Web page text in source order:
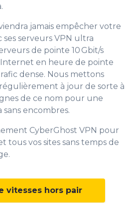
jamais empêcher votre
ses serveurs VPN ultra
de pointe 10 Gbit/s
Internet en heure de pointe
dense. Nous mettons
à jour de sorte à
de ce nom pour une
encombres.
CyberGhost VPN pour
tous vos sites sans temps de
vitesses hors pair